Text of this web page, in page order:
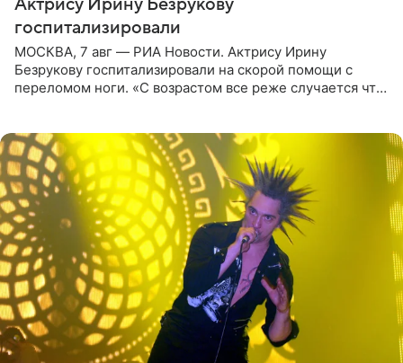
Актрису Ирину Безрукову
госпитализировали
МОСКВА, 7 авг — РИА Новости. Актрису Ирину
Безрукову госпитализировали на скорой помощи с
переломом ноги. «С возрастом все реже случается что-